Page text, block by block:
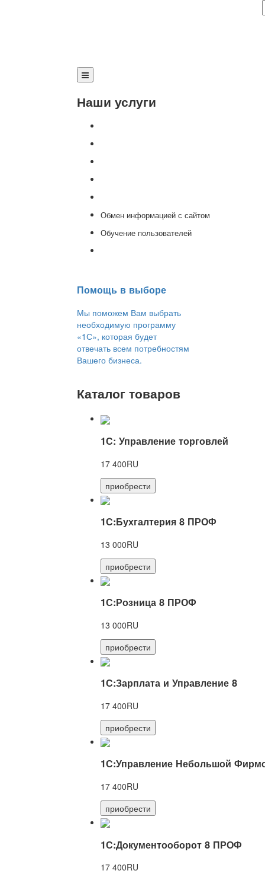
Наши услуги
Обмен информацией с сайтом
Обучение пользователей
Помощь в выборе
Мы поможем Вам выбрать
необходимую программу
«1С», которая будет
отвечать всем потребностям
Вашего бизнеса.
Каталог товаров
1С: Управление торговлей
17 400RU
приобрести
1С:Бухгалтерия 8 ПРОФ
13 000RU
приобрести
1С:Розница 8 ПРОФ
13 000RU
приобрести
1С:Зарплата и Управление 8
17 400RU
приобрести
1С:Управление Небольшой
17 400RU
приобрести
1С:Документооборот 8 ПРОФ
17 400RU